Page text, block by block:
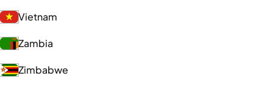
Vietnam
Zambia
Zimbabwe